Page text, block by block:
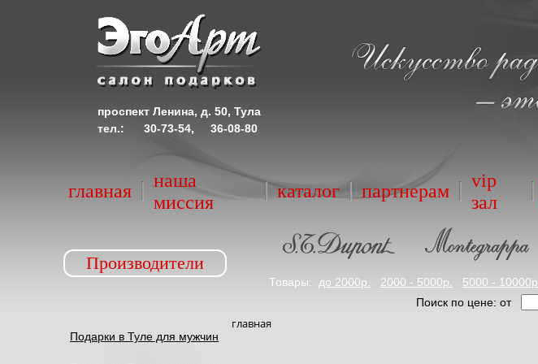
проспект Ленина, д. 50, Тула
тел.: 30-73-54, 36-08-80
главная
наша
миссия
каталог партнерам
vip
зал
Производители
Товары: до 2000р. 2000 - 5000р. 5000 - 10000р.
Поиск по цене: от
Подарки в Туле для мужчин
главная